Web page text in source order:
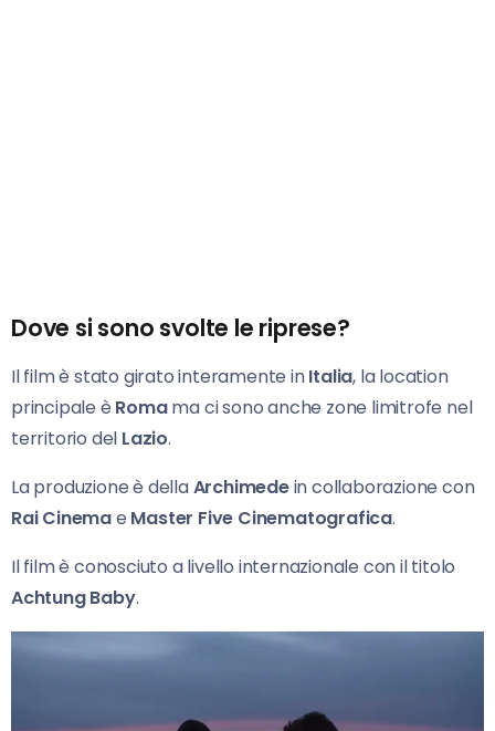
Dove si sono svolte le riprese?
Il film è stato girato interamente inItalia, la location
principale è Romama ci sono anche zone limitrofe nel
territorio del Lazio.
La produzione è dellaArchimedein collaborazione con
Rai Cinemae Master Five Cinematografica.
Il film è conosciuto a livello internazionale con il titolo
Achtung Baby.